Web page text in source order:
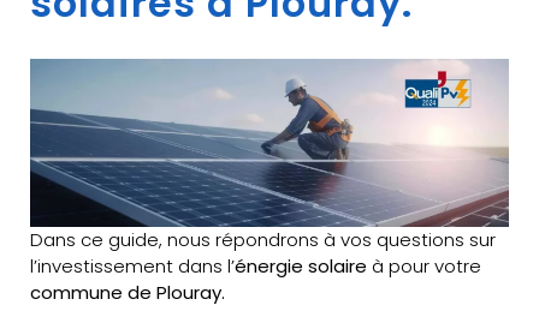
Dans ce guide, nous répondrons à vos questions sur
l’investissement dans l’énergie solaire à pour votre
commune de Plouray.